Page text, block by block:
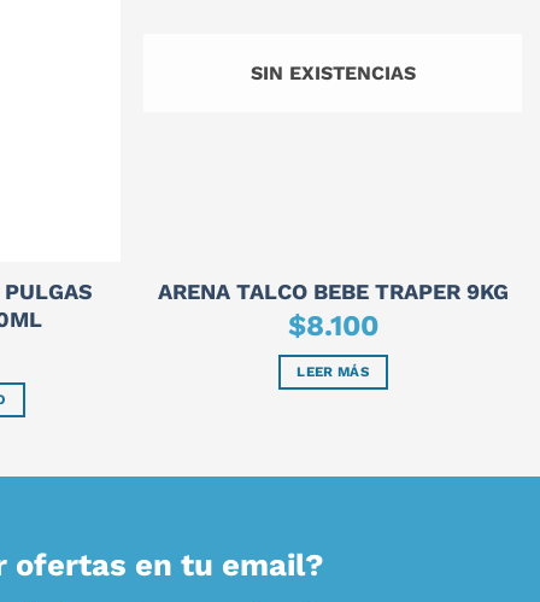
SIN EXISTENCIAS
ARENA TALCO BEBE TRAPER 9KG
$8.100
LEER MÁS
ofertas en tu email?